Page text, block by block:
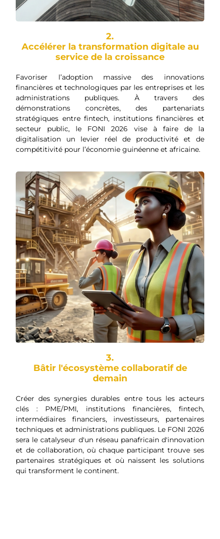
2.
Accélérer la transformation digitale au
service de la croissance
Favoriser l’adoption massive des innovations
financières et technologiques par les entreprises et les
administrations publiques. À travers des
démonstrations concrètes, des partenariats
stratégiques entre fintech, institutions financières et
secteur public, le FONI 2026 vise à faire de la
digitalisation un levier réel de productivité et de
compétitivité pour l’économie guinéenne et africaine.
3.
Bâtir l'écosystème collaboratif de
demain
Créer des synergies durables entre tous les acteurs
clés : PME/PMI, institutions financières, fintech,
intermédiaires financiers, investisseurs, partenaires
techniques et administrations publiques. Le FONI 2026
sera le catalyseur d'un réseau panafricain d'innovation
et de collaboration, où chaque participant trouve ses
partenaires stratégiques et où naissent les solutions
qui transforment le continent.